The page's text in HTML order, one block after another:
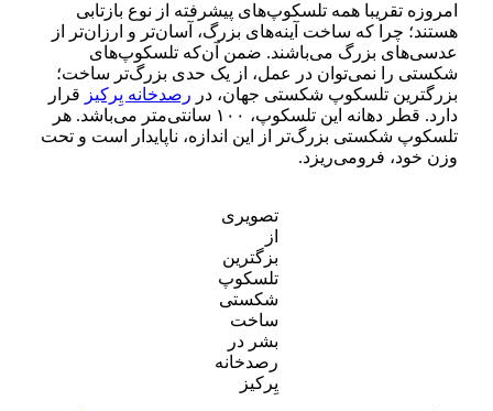
امروزه تقریبا همه تلسکوپ‌های پیشرفته از نوع بازتابی
هستند؛ چرا که ساخت آینه‌های بزرگ، آسان‌تر و ارزان‌تر از
عدسی‌های بزرگ می‌باشند. ضمن آن‌که تلسکوپ‌های
شکستی را نمی‌توان در عمل، از یک حدی بزرگ‌تر ساخت؛
بزرگترین تلسکوپ شکستی جهان، در رصد‌خانه یِرکیز قرار
دارد. قطر دهانه این تلسکوپ، ۱۰۰ سانتی‌متر می‌باشد. هر
تلسکوپ شکستی بزرگ‌تر از این اندازه، ناپایدار است و تحت
وزن خود، فرو‌می‌ریزد.
تصویری
از
بزگترین
تلسکوپ
شکستی
ساخت
بشر در
رصدخانه
یِرکیز